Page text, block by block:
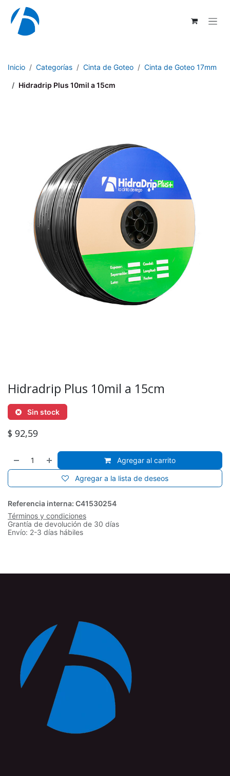
Ir al contenido
Inicio Categorías Cinta de Goteo Cinta de Goteo 17mm
Hidradrip Plus 10mil a 15cm
Hidradrip Plus 10mil a 15cm
Sin stock
$ 92,59
Agregar al carrito
Agregar a la lista de deseos
Referencia interna: C41530254
Términos y condiciones
Grantía de devolución de 30 días
Envío: 2-3 días hábiles